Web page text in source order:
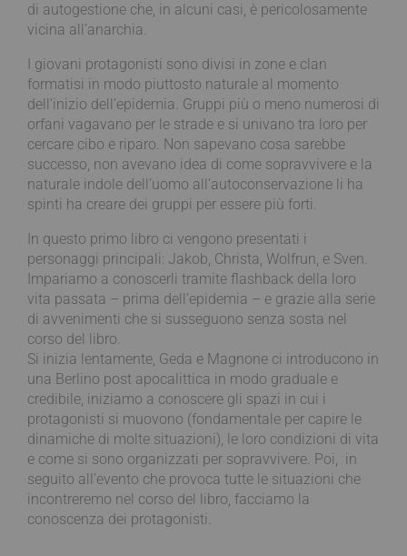
di autogestione che, in alcuni casi, è pericolosamente
vicina all’anarchia.
I giovani protagonisti sono divisi in zone e clan
formatisi in modo piuttosto naturale al momento
dell’inizio dell’epidemia. Gruppi più o meno numerosi di
orfani vagavano per le strade e si univano tra loro per
cercare cibo e riparo. Non sapevano cosa sarebbe
successo, non avevano idea di come sopravvivere e la
naturale indole dell’uomo all’autoconservazione li ha
spinti ha creare dei gruppi per essere più forti.
In questo primo libro ci vengono presentati i
personaggi principali: Jakob, Christa, Wolfrun, e Sven.
Impariamo a conoscerli tramite flashback della loro
vita passata – prima dell’epidemia – e grazie alla serie
di avvenimenti che si susseguono senza sosta nel
corso del libro.
Si inizia lentamente, Geda e Magnone ci introducono in
una Berlino post apocalittica in modo graduale e
credibile, iniziamo a conoscere gli spazi in cui i
protagonisti si muovono (fondamentale per capire le
dinamiche di molte situazioni), le loro condizioni di vita
e come si sono organizzati per sopravvivere. Poi, in
seguito all’evento che provoca tutte le situazioni che
incontreremo nel corso del libro, facciamo la
conoscenza dei protagonisti.